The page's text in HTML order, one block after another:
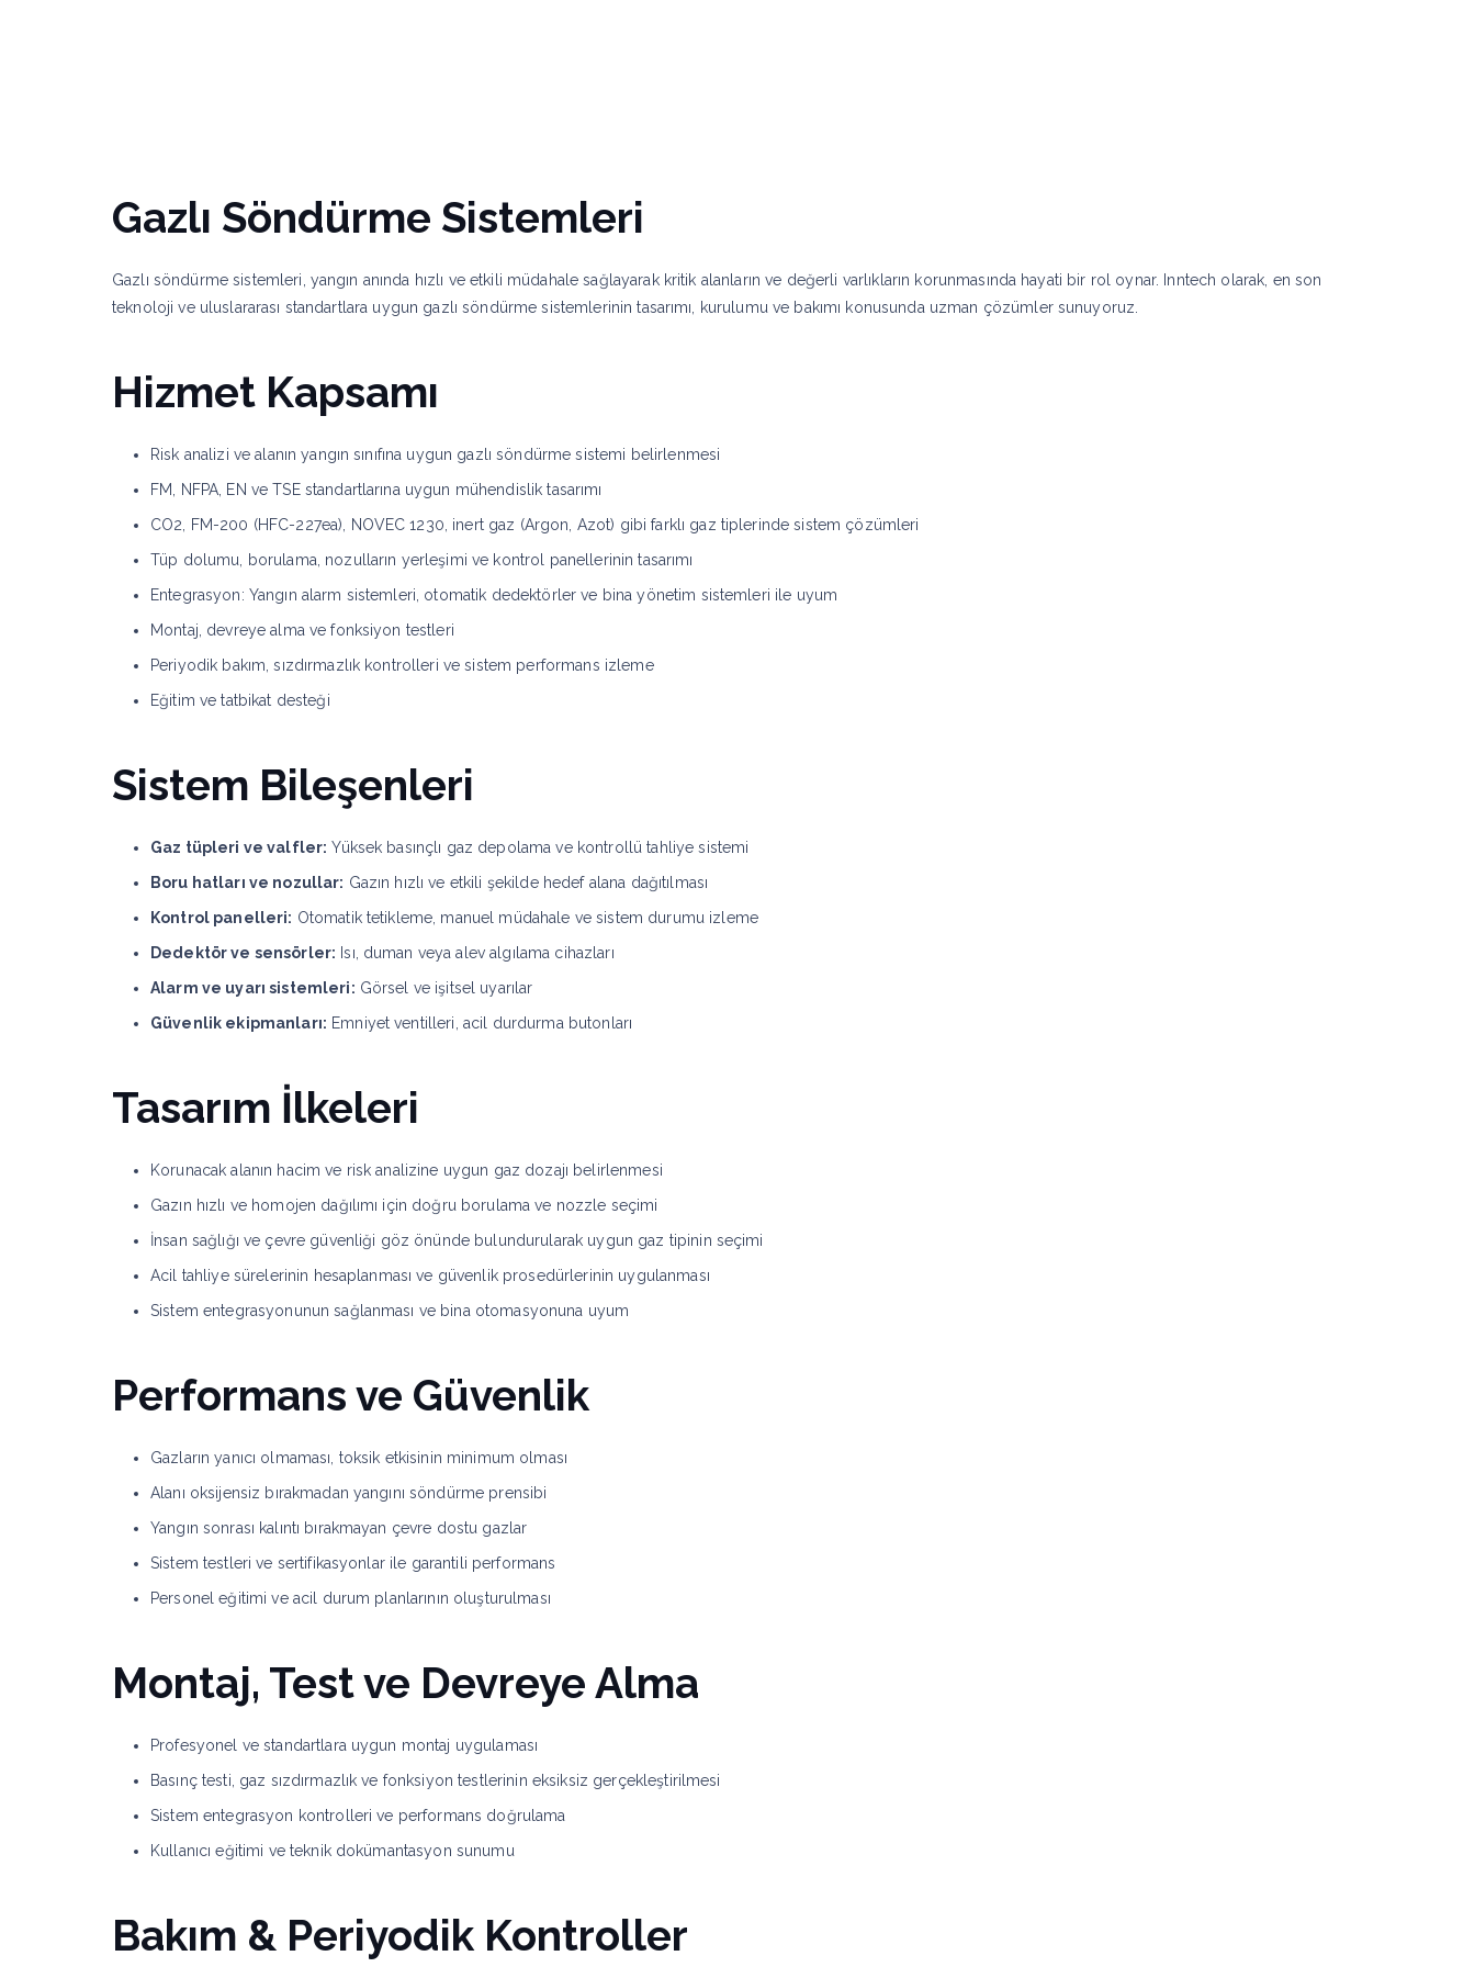
Gazlı Söndürme Sistemleri
Gazlı söndürme sistemleri, yangın anında hızlı ve etkili müdahale sağlayarak kritik alanların ve değerli varlıkların korunmasında hayati bir rol oynar. Inntech olarak, en son
teknoloji ve uluslararası standartlara uygun gazlı söndürme sistemlerinin tasarımı, kurulumu ve bakımı konusunda uzman çözümler sunuyoruz.
Hizmet Kapsamı
Risk analizi ve alanın yangın sınıfına uygun gazlı söndürme sistemi belirlenmesi
FM, NFPA, EN ve TSE standartlarına uygun mühendislik tasarımı
CO2, FM-200 (HFC-227ea), NOVEC 1230, inert gaz (Argon, Azot) gibi farklı gaz tiplerinde sistem çözümleri
Tüp dolumu, borulama, nozulların yerleşimi ve kontrol panellerinin tasarımı
Entegrasyon: Yangın alarm sistemleri, otomatik dedektörler ve bina yönetim sistemleri ile uyum
Montaj, devreye alma ve fonksiyon testleri
Periyodik bakım, sızdırmazlık kontrolleri ve sistem performans izleme
Eğitim ve tatbikat desteği
Sistem Bileşenleri
Gaz tüpleri ve valfler: Yüksek basınçlı gaz depolama ve kontrollü tahliye sistemi
Boru hatları ve nozullar: Gazın hızlı ve etkili şekilde hedef alana dağıtılması
Kontrol panelleri: Otomatik tetikleme, manuel müdahale ve sistem durumu izleme
Dedektör ve sensörler: Isı, duman veya alev algılama cihazları
Alarm ve uyarı sistemleri: Görsel ve işitsel uyarılar
Güvenlik ekipmanları: Emniyet ventilleri, acil durdurma butonları
Tasarım İlkeleri
Korunacak alanın hacim ve risk analizine uygun gaz dozajı belirlenmesi
Gazın hızlı ve homojen dağılımı için doğru borulama ve nozzle seçimi
İnsan sağlığı ve çevre güvenliği göz önünde bulundurularak uygun gaz tipinin seçimi
Acil tahliye sürelerinin hesaplanması ve güvenlik prosedürlerinin uygulanması
Sistem entegrasyonunun sağlanması ve bina otomasyonuna uyum
Performans ve Güvenlik
Gazların yanıcı olmaması, toksik etkisinin minimum olması
Alanı oksijensiz bırakmadan yangını söndürme prensibi
Yangın sonrası kalıntı bırakmayan çevre dostu gazlar
Sistem testleri ve sertifikasyonlar ile garantili performans
Personel eğitimi ve acil durum planlarının oluşturulması
Montaj, Test ve Devreye Alma
Profesyonel ve standartlara uygun montaj uygulaması
Basınç testi, gaz sızdırmazlık ve fonksiyon testlerinin eksiksiz gerçekleştirilmesi
Sistem entegrasyon kontrolleri ve performans doğrulama
Kullanıcı eğitimi ve teknik dokümantasyon sunumu
Bakım & Periyodik Kontroller